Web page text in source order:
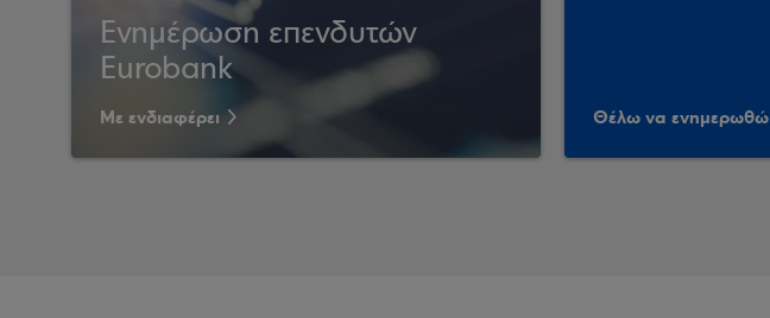
Ενημέρωση επενδυτών
Eurobank
Με ενδιαφέρει Θέλω να ενημερωθώ